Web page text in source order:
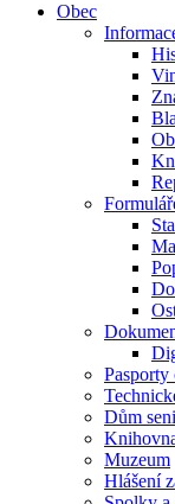
Obec
Pasporty
Dům
Muzeum
Hlášení